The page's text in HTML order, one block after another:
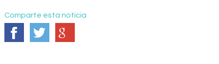
Comparte esta noticia